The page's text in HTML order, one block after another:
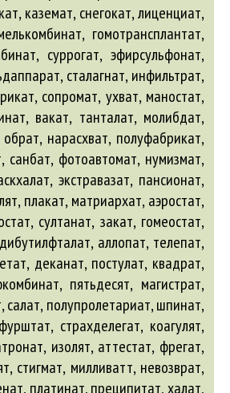
каземат, снегокат, лиценциат,
гомотрансплантат,
суррогат, эфирсульфонат,
сталагнат, инфильтрат,
сопромат, ухват, маностат,
вакат, танталат, молибдат,
нарасхват, полуфабрикат,
санбат, фотоавтомат, нумизмат,
экстравазат, пансионат,
плакат, матриархат, аэростат,
султанат, закат, гомеостат,
аллопат, телепат,
деканат, постулат, квадрат,
пятьдесят, магистрат,
салат, полупролетариат, шпинат,
страхделегат, коагулят,
изолят, аттестат, фрегат,
стигмат, милливатт, невозврат,
платинат, преципитат, халат,